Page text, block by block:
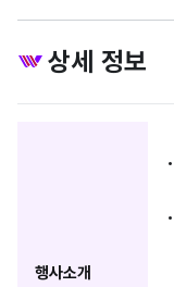
상세 정보
행사소개